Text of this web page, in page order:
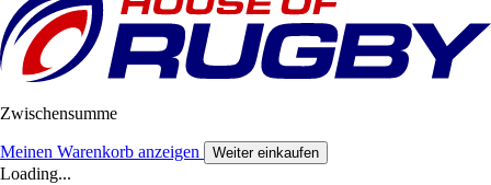
Zwischensumme
Meinen Warenkorb anzeigen Weiter einkaufen
Loading...